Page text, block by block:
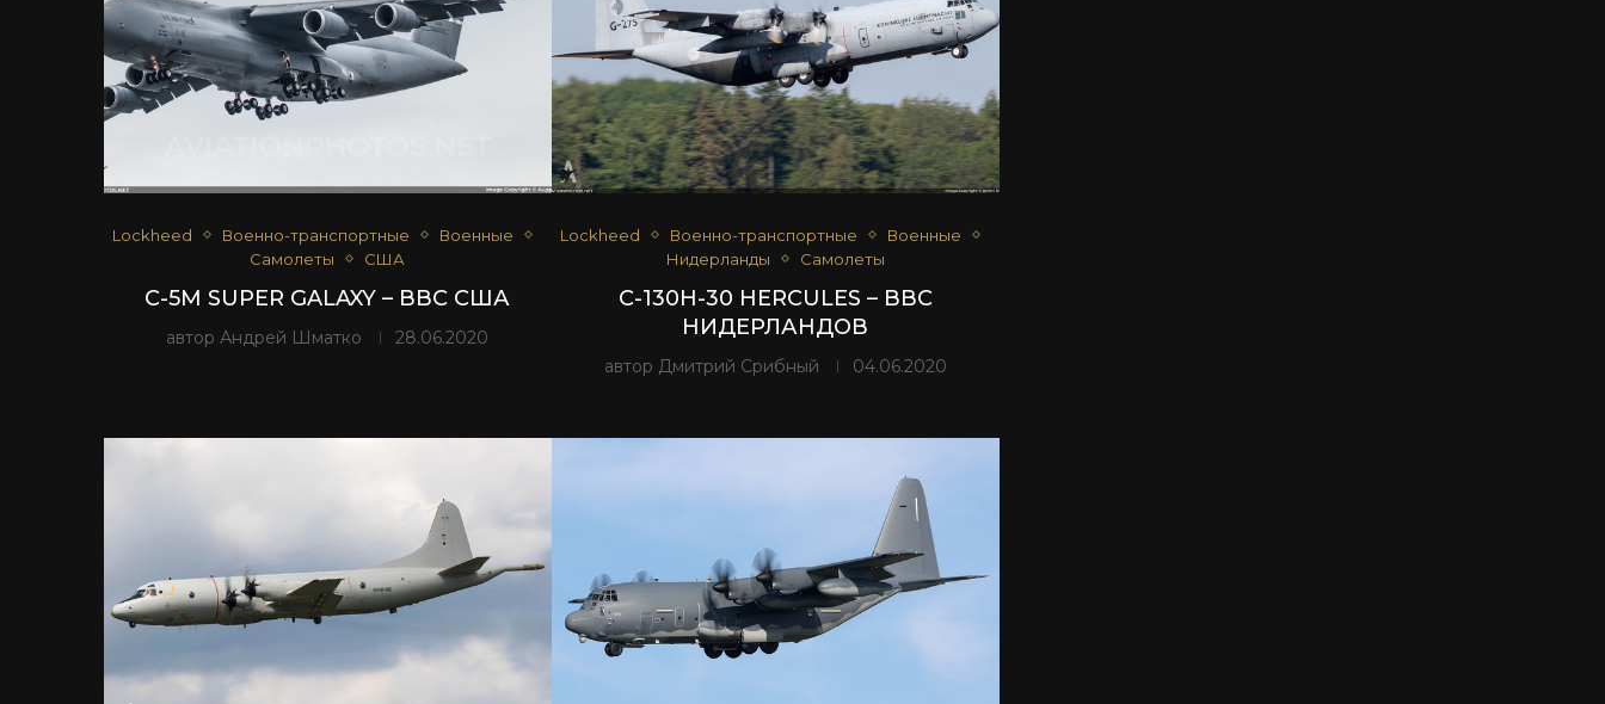
Lockheed Военно-транспортные
Военные
Самолеты
США
C-5M SUPER GALAXY – ВВС США
авторАндрей Шматко 28.06.2020
Lockheed Военно-транспортные
Военные
Нидерланды
Самолеты
C-130H-30 HERCULES – ВВС
НИДЕРЛАНДОВ
автор Дмитрий Срибный 04.06.2020